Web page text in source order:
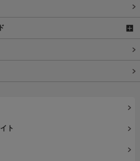
ト